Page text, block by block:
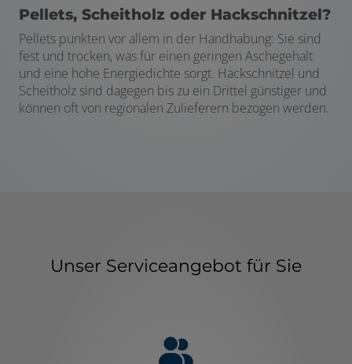
Pellets, Scheitholz oder Hackschnitzel?
Pellets punkten vor allem in der Handhabung: Sie sind
fest und trocken, was für einen geringen Aschegehalt
und eine hohe Energiedichte sorgt. Hackschnitzel und
Scheitholz sind dagegen bis zu ein Drittel günstiger und
können oft von regionalen Zulieferern bezogen werden.
Unser Serviceangebot für Sie